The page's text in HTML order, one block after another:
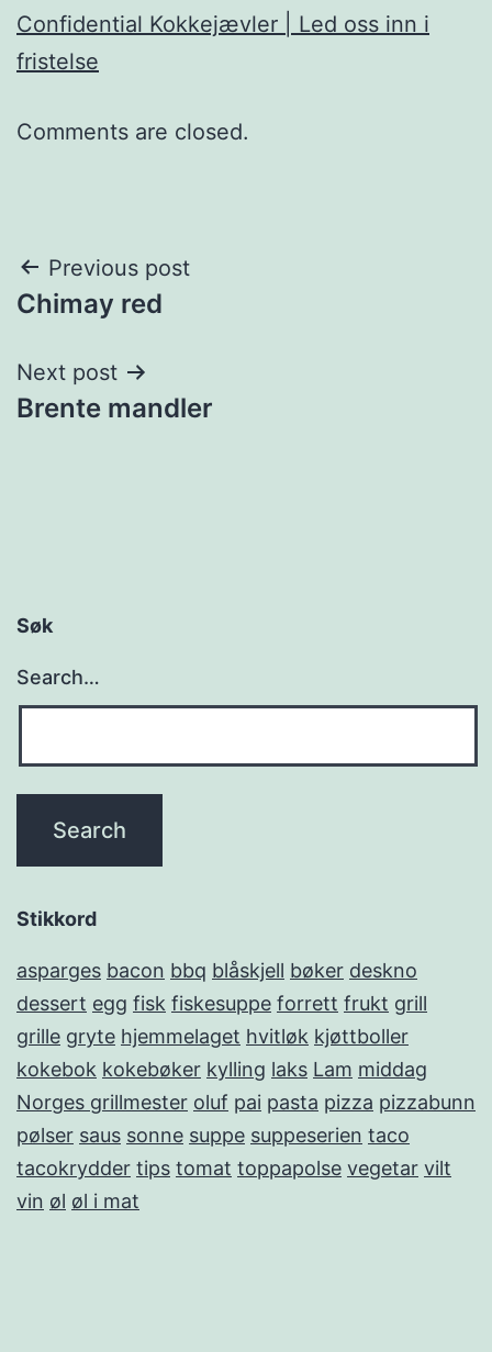
Confidential Kokkejævler | Led oss inn i
fristelse
Comments are closed.
Post
navigation
Previous post
Chimay red
Next post
Brente mandler
Søk
Search…
Stikkord
asparges bacon bbq blåskjell bøker deskno
dessert egg fisk fiskesuppe forrett frukt grill
grille gryte hjemmelaget hvitløk kjøttboller
kokebok kokebøker kylling laks Lam middag
Norges grillmester oluf pai pasta pizza pizzabunn
pølser saus sonne suppe suppeserien taco
tacokrydder tips tomat toppapolse vegetar vilt
vin øl øl i mat